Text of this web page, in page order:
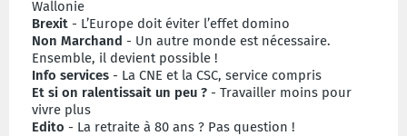
Wallonie
Brexit - L’Europe doit éviter l’effet domino
Non Marchand - Un autre monde est nécessaire.
Ensemble, il devient possible !
Info services - La CNE et la CSC, service compris
Et si on ralentissait un peu ? - Travailler moins pour
vivre plus
Edito - La retraite à 80 ans ? Pas question !